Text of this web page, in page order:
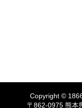
Copyright ©
〒862-0975 熊本